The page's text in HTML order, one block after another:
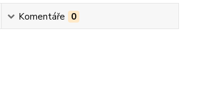
Komentáře 0